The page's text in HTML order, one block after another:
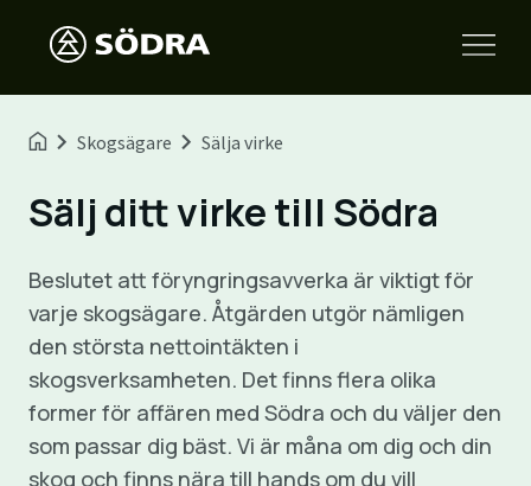
Skogsägare Sälja virke
Sälj ditt virke till Södra
Beslutet att föryngringsavverka är viktigt för
varje skogsägare. Åtgärden utgör nämligen
den största nettointäkten i
skogsverksamheten. Det finns flera olika
former för affären med Södra och du väljer den
som passar dig bäst. Vi är måna om dig och din
skog och finns nära till hands om du vill